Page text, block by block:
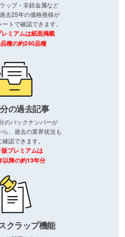
ップ・非鉄金属など
去25年の価格推移が
トで確認できます。
ミアムは紙面掲載
種の約240品種
の過去記事
のバックナンバーが
ら、過去の業界状況も
認できます。
プレミアムは
以降の約13年分
クラップ機能